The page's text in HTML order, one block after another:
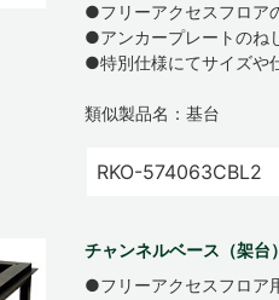
●フリーアクセスフロア
●アンカープレートのね
●特別仕様にてサイズや
類似製品名：基台
RKO-574063CBL2
チャンネルベース（架
●フリーアクセスフロア